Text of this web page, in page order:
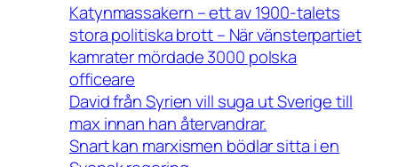
Katynmassakern – ett av 1900-talets
stora politiska brott – När vänsterpartiet
kamrater mördade 3000 polska
officeare
David från Syrien vill suga ut Sverige till
max innan han återvandrar.
Snart kan marxismen bödlar sitta i en